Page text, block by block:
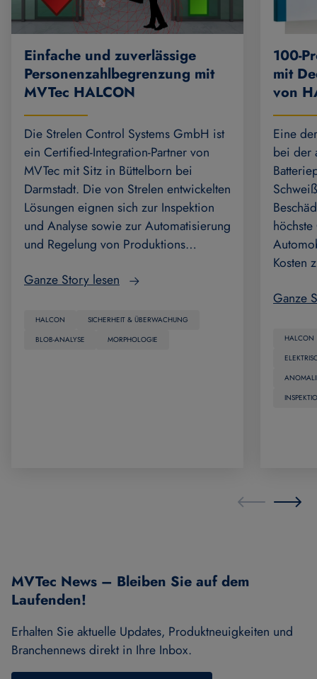
Einfache und zuverlässige
Personenzahlbegrenzung mit
MVTec HALCON
Die Strelen Control Systems GmbH ist
ein Certified-Integration-Partner von
MVTec mit Sitz in Büttelborn bei
Darmstadt. Die von Strelen entwickelten
Lösungen eignen sich zur Inspektion
und Analyse sowie zur Automatisierung
und Regelung von Produktions…
Ganze Story lesen
HALCON
SICHERHEIT & ÜBERWACHUNG
BLOB-ANALYSE
MORPHOLOGIE
100-
mit
von
Eine
bei der
Kosten
Ganze
HALCON
MVTec News – Bleiben Sie auf dem
Laufenden!
Erhalten Sie aktuelle Updates, Produktneuigkeiten und
Branchennews direkt in Ihre Inbox.